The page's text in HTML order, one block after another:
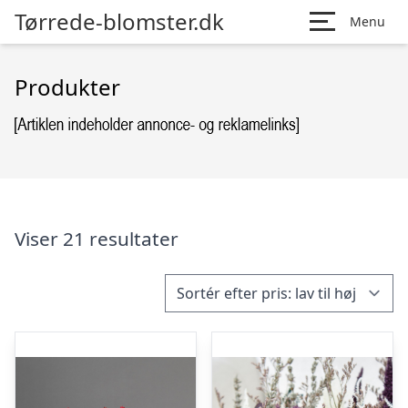
Tørrede-blomster.dk Menu
Produkter
Viser 21 resultater